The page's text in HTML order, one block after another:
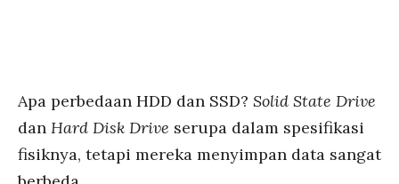
Apa perbedaan HDD dan SSD? Solid State Drive
dan Hard Disk Drive serupa dalam spesifikasi
fisiknya, tetapi mereka menyimpan data sangat